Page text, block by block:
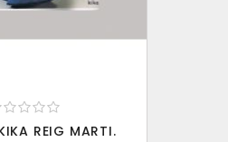
REIG MARTI.